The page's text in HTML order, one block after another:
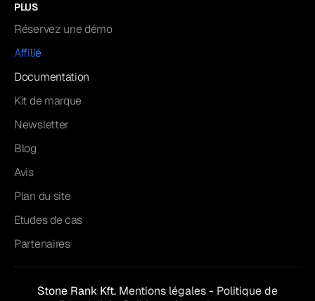
PLUS
Réservez une démo
Affilié
Documentation
Kit de marque
Newsletter
Blog
Avis
Plan du site
Etudes de cas
Partenaires
Stone Rank Kft. Mentions légales- Politique de